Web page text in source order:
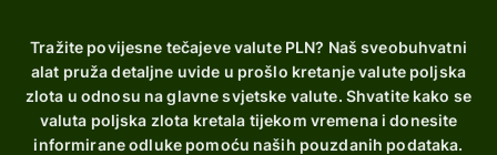
Tražite povijesne tečajeve valute PLN? Naš sveobuhvatni
alat pruža detaljne uvide u prošlo kretanje valute poljska
zlota u odnosu na glavne svjetske valute. Shvatite kako se
valuta poljska zlota kretala tijekom vremena i donesite
informirane odluke pomoću naših pouzdanih podataka.